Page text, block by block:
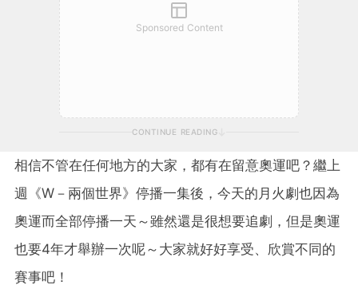
Sponsored Content
CONTINUE READING
相信不管在任何地方的大家，都有在留意奧運吧？繼上
週《W－兩個世界》停播一集後，今天的月火劇也因為
奧運而全部停播一天～雖然還是很想要追劇，但是奧運
也要4年才舉辦一次呢～大家就好好享受、欣賞不同的
賽事吧！